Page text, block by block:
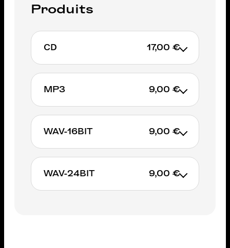
Produits
CD 17,00 €
AJOUTER AU PANIER
MP3 9,00 €
AJOUTER AU PANIER
WAV-16BIT 9,00 €
AJOUTER AU PANIER
WAV-24BIT 9,00 €